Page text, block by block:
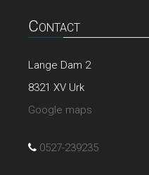
Contact
Lange Dam 2
8321 XV Urk
Google maps
0527-239235